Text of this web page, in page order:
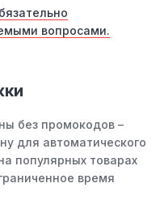
вопросами.
без промокодов –
для автоматического
популярных товарах
время